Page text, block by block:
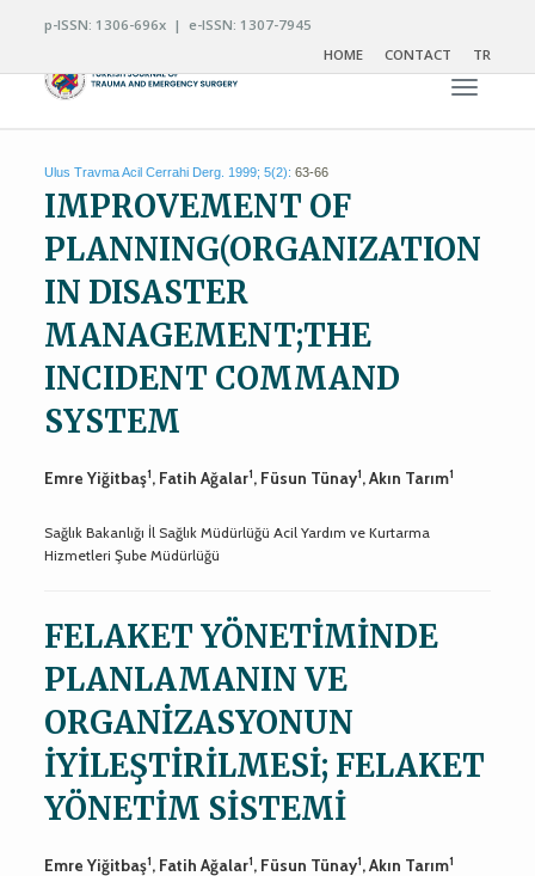
p-ISSN: 1306-696x | e-ISSN: 1307-7945
HOME
CONTACT TR
Toggle
Ulus Travma Acil Cerrahi Derg. 1999; 5(2): 63-66
IMPROVEMENT OF
PLANNING(ORGANIZATION
IN DISASTER
MANAGEMENT;THE
INCIDENT COMMAND
SYSTEM
Emre Yiğitbaş1, Fatih Ağalar1, Füsun Tünay1, Akın Tarım1
Sağlık Bakanlığı İl Sağlık Müdürlüğü Acil Yardım ve Kurtarma
Hizmetleri Şube Müdürlüğü
FELAKET YÖNETİMİNDE
PLANLAMANIN VE
ORGANİZASYONUN
İYİLEŞTİRİLMESİ; FELAKET
YÖNETİM SİSTEMİ
Emre Yiğitbaş1, Fatih Ağalar1, Füsun Tünay1, Akın Tarım1